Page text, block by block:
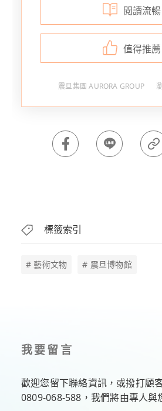
閱讀流暢
值得推薦
震旦集團 AURORA GROUP
標籤索引
# 藝術文物 # 震旦博物館
我要留言
歡迎您留下聯絡資訊，或撥打顧
0809-068-588 ，我們將由專人與